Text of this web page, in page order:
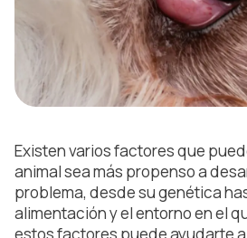
Existen varios factores que
animal sea más propenso a
problema, desde su genética
alimentación y el entorno en el
estos factores puede ayudarte